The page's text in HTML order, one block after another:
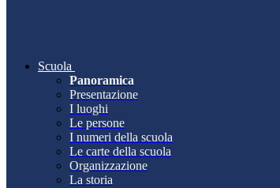
Scuola
Panoramica
Presentazione
I luoghi
Le persone
I numeri della scuola
Le carte della scuola
Organizzazione
La storia